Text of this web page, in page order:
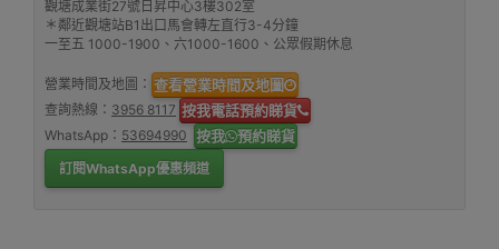
觀塘成業街27號日昇中心3樓302室
＊鄰近觀塘站B1出口馬會轉左直行3-4分鐘
一至五 1000-1900、六1000-1600、公眾假期休息
營業時間及地圖： 查看營業時間及地圖
查詢熱線： 3956 8117 按我電話預約睇貨
WhatsApp： 53694990 按我 預約睇貨
訂閱WhatsApp優惠頻道